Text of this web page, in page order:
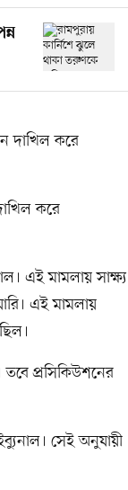
দাখিল করে
করে
এই মামলায় সাক্ষ্য
এই মামলায়
তবে প্রসিকিউশনের
সেই অনুযায়ী